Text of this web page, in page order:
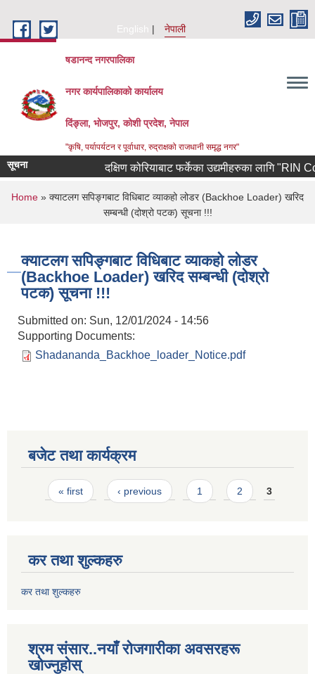
English
नेपाली
षडानन्द नगरपालिका
नगर कार्यपालिकाको कार्यालय
दिंङ्ला, भोजपुर, कोशी प्रदेश, नेपाल
"कृषि, पर्यापर्यटन र पूर्वाधार, रुद्राक्षको राजधानी समृद्ध नगर"
सूचना दक्षिण कोरियाबाट फर्केका उद्यमीहरुका लागि "RIN
You are here
Home » क्याटलग सपिङ्गबाट विधिबाट व्याकहो लोडर (Backhoe Loader) खरिद
सम्बन्धी (दोश्रो पटक) सूचना !!!
क्याटलग सपिङ्गबाट विधिबाट व्याकहो लोडर
(Backhoe Loader) खरिद सम्बन्धी (दोश्रो
पटक) सूचना !!!
Submitted on: Sun, 12/01/2024 - 14:56
Supporting Documents:
Shadananda_Backhoe_loader_Notice.pdf
बजेट तथा कार्यक्रम
Pages
« first ‹ previous 1 2 3
कर तथा शुल्कहरु
कर तथा शुल्कहरु
श्रम संसार..नयाँ रोजगारीका अवसरहरू
खोज्नुहोस्